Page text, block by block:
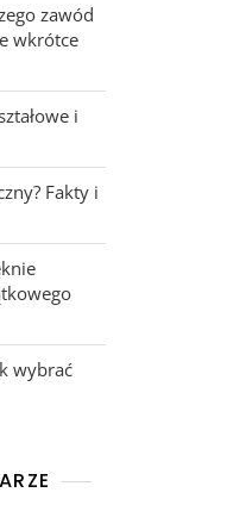
zawód
wkrótce
i
Fakty i
wybrać